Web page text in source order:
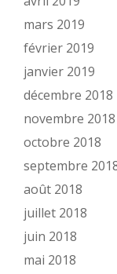
mars 2019
février 2019
janvier 2019
décembre 2018
novembre 2018
octobre 2018
septembre
août 2018
juillet 2018
juin 2018
mai 2018